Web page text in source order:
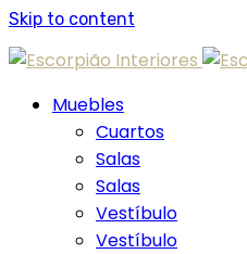
Skip to content
Muebles
Cuartos
Salas
Salas
Vestíbulo
Vestíbulo